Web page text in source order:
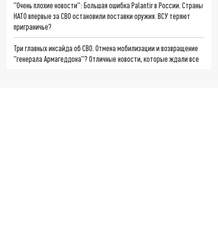
"Очень плохие новости": Большая ошибка Palantir в России. Страны
НАТО впервые за СВО остановили поставки оружия. ВСУ теряют
приграничье?
Три главных инсайда об СВО. Отмена мобилизации и возвращение
"генерала Армагеддона"? Отличные новости, которые ждали все